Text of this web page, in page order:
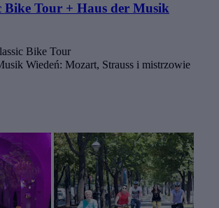
Bike Tour + Haus der Musik
Bike Tour
Wiedeń: Mozart, Strauss i mistrzowie